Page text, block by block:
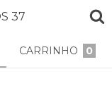
37
CARRINHO 0